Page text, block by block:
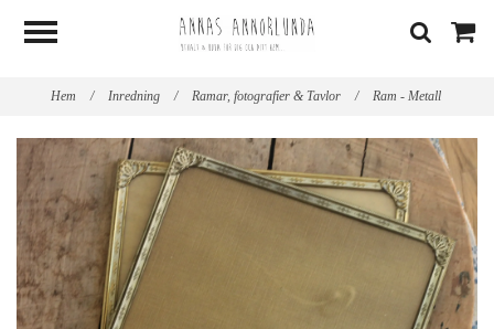
Hem / Inredning / Ramar, fotografier & Tavlor / Ram - Metall